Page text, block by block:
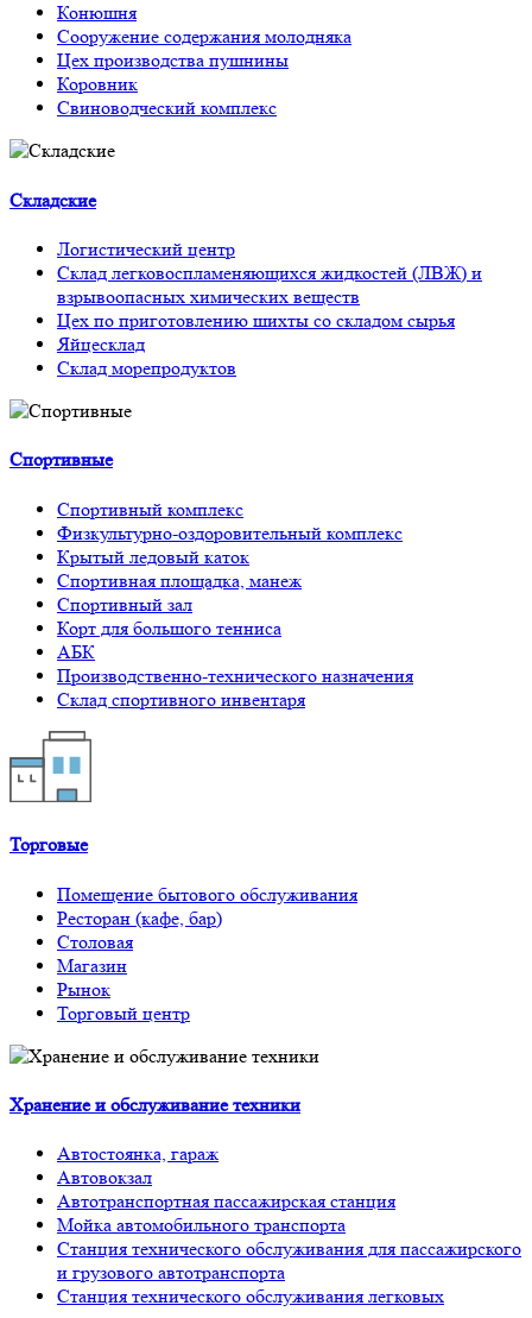
Конюшня
Сооружение содержания молодняка
Цех производства пушнины
Коровник
Свиноводческий комплекс
Складские
Логистический центр
Склад легковоспламеняющихся жидкостей (ЛВЖ) и
взрывоопасных химических веществ
Цех по приготовлению шихты со складом сырья
Яйцесклад
Склад морепродуктов
Спортивные
Спортивный комплекс
Физкультурно-оздоровительный комплекс
Крытый ледовый каток
Спортивная площадка, манеж
Спортивный зал
Корт для большого тенниса
АБК
Производственно-технического назначения
Склад спортивного инвентаря
Торговые
Помещение бытового обслуживания
Ресторан (кафе, бар)
Столовая
Магазин
Рынок
Торговый центр
Хранение и обслуживание техники
Автостоянка, гараж
Автовокзал
Автотранспортная пассажирская станция
Мойка автомобильного транспорта
Станция технического обслуживания для пассажирского
и грузового автотранспорта
Станция технического обслуживания легковых